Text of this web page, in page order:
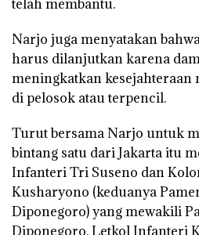
telah membantu.
Narjo juga menyatakan
harus dilanjutkan karena
meningkatkan kesejahteraan
di pelosok atau terpencil.
Turut bersama Narjo untuk
bintang satu dari Jakarta itu
Infanteri Tri Suseno dan
Kusharyono (keduanya
Diponegoro) yang mewakili
Diponegoro, Letkol Infanteri